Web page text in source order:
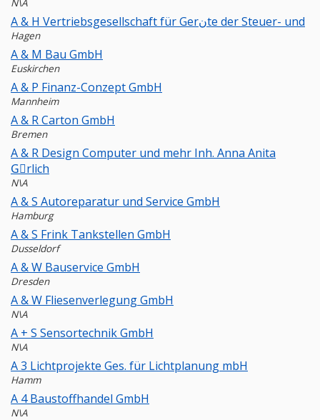
N\A
A & H Vertriebsgesellschaft für Gerنte der Steuer- und
Hagen
A & M Bau GmbH
Euskirchen
A & P Finanz-Conzept GmbH
Mannheim
A & R Carton GmbH
Bremen
A & R Design Computer und mehr Inh. Anna Anita
Gِrlich
N\A
A & S Autoreparatur und Service GmbH
Hamburg
A & S Frink Tankstellen GmbH
Dusseldorf
A & W Bauservice GmbH
Dresden
A & W Fliesenverlegung GmbH
N\A
A + S Sensortechnik GmbH
N\A
A 3 Lichtprojekte Ges. für Lichtplanung mbH
Hamm
A 4 Baustoffhandel GmbH
N\A